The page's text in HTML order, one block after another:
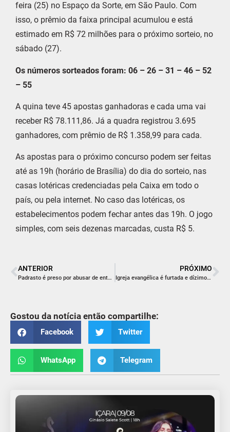
feira (25) no Espaço da Sorte, em São Paulo. Com
isso, o prêmio da faixa principal acumulou e está
estimado em R$ 72 milhões para o próximo sorteio, no
sábado (27).
Os números sorteados foram: 06 – 26 – 31 – 46 – 52
– 55
A quina teve 45 apostas ganhadoras e cada uma vai
receber R$ 78.111,86. Já a quadra registrou 3.695
ganhadores, com prêmio de R$ 1.358,99 para cada.
As apostas para o próximo concurso podem ser feitas
até as 19h (horário de Brasília) do dia do sorteio, nas
casas lotéricas credenciadas pela Caixa em todo o
país, ou pela internet. No caso das lotéricas, os
estabelecimentos podem fechar antes das 19h. O jogo
simples, com seis dezenas marcadas, custa R$ 5.
ANTERIOR
Padrasto é preso por abusar de enteada de 7 anos, em Criciúma
PRÓXIMO
Igreja evangélica é furtada e dízimo é levado por ladrões
Gostou da notícia então compartilhe:
Facebook Twitter
WhatsApp Telegram